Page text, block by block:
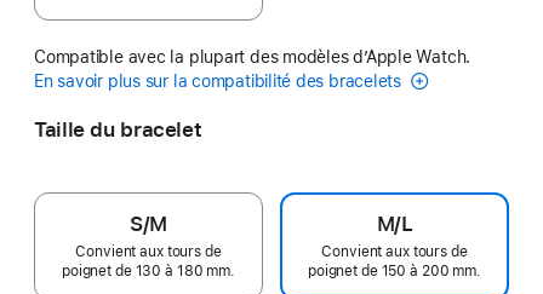
Compatible avec la plupart des modèles d’Apple Watch.
En savoir plus sur la compatibilité des bracelets
Taille du bracelet
S/M
Convient aux tours de
poignet de 130 à 180 mm.
M/L
Convient aux tours de
poignet de 150 à 200 mm.